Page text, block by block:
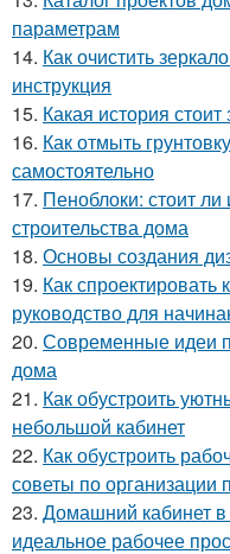
параметрам
14. Как очистить
инструкция
15. Какая история
16. Как отмыть
самостоятельно
17. Пеноблоки: стоит ли
строительства дома
18. Основы создания
19. Как
руководство для
20. Современные идеи
дома
21. Как обустроить
небольшой кабинет
22. Как обустроить
советы по организации
23. Домашний кабинет в
идеальное рабочее